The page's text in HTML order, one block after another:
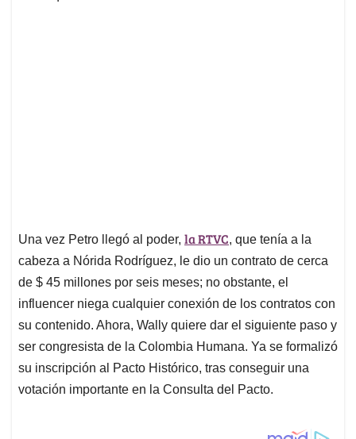
Una vez Petro llegó al poder, la RTVC, que tenía a la
cabeza a Nórida Rodríguez, le dio un contrato de cerca
de $ 45 millones por seis meses; no obstante, el
influencer niega cualquier conexión de los contratos con
su contenido. Ahora, Wally quiere dar el siguiente paso y
ser congresista de la Colombia Humana. Ya se formalizó
su inscripción al Pacto Histórico, tras conseguir una
votación importante en la Consulta del Pacto.